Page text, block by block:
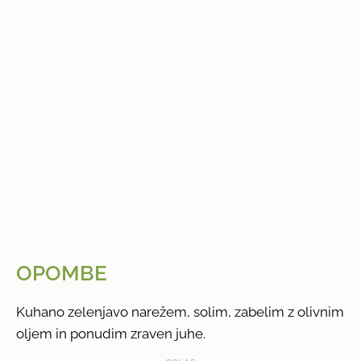
OPOMBE
Kuhano zelenjavo narežem, solim, zabelim z olivnim
oljem in ponudim zraven juhe.